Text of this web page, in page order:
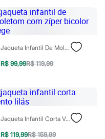
Jaqueta Infantil De Moletom Com Zíper Bicolor Bege
R$ 99,99R$ 119,99
Jaqueta Infantil Corta Vento Lilás
R$ 119,99R$ 159,99